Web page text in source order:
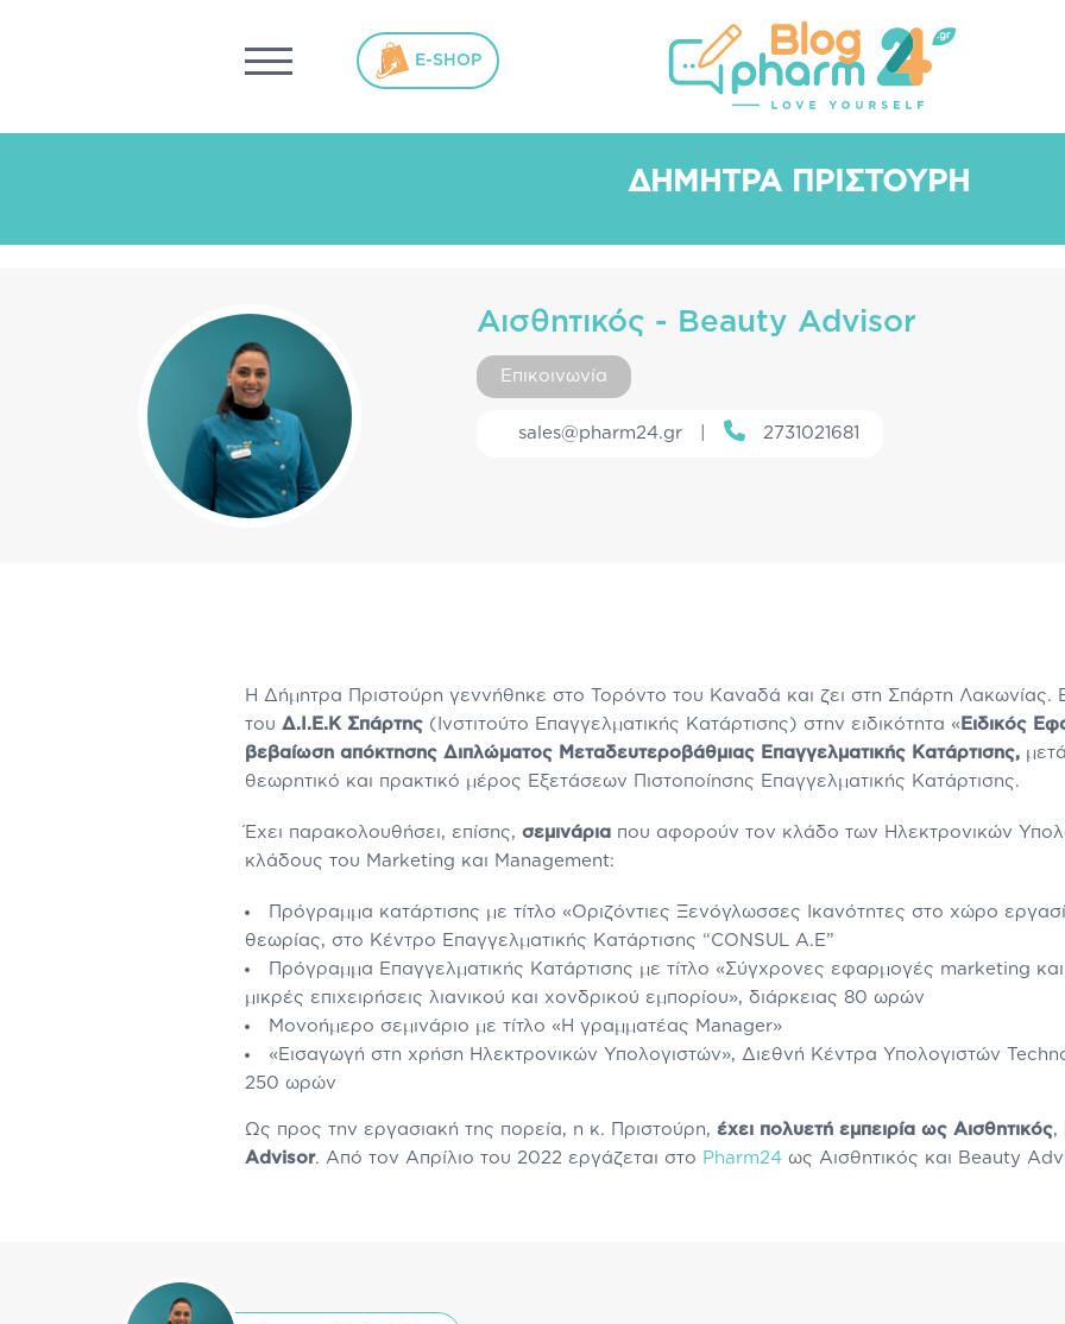
E-SHOP
ΣΥΜΠΛΗΡΏΜΑΤΑ ΔΙΑΤΡΟΦΉΣ
ΔΉΜΗΤΡΑ ΠΡΙΣΤΟΎΡΗ
Αισθητικός - Beauty Advisor
Επικοινωνία
sales@pharm24.gr | 2731021681
Η Δήμητρα Πριστούρη γεννήθηκε στο Τορόντο του Καναδά και ζει στη Σπάρτη Λακωνίας.
τουΔ.Ι.Ε.Κ Σπάρτης (Ινστιτούτο Επαγγελματικής Κατάρτισης) στην ειδικότητα « Ειδικός
βεβαίωση απόκτησης Διπλώματος Μεταδευτεροβάθμιας Επαγγελματικής Κατάρτισης,
θεωρητικό και πρακτικό μέρος Εξετάσεων Πιστοποίησης Επαγγελματικής Κατάρτισης.
Έχει παρακολουθήσει, επίσης,σεμινάρια που αφορούν τον κλάδο των Ηλεκτρονικών
κλάδους του Marketing και Management:
Πρόγραμμα κατάρτισης με τίτλο «Οριζόντιες Ξενόγλωσσες Ικανότητες στο χώρο
θεωρίας, στο Κέντρο Επαγγελματικής Κατάρτισης “CONSUL A.E”
Πρόγραμμα Επαγγελματικής Κατάρτισης με τίτλο «Σύγχρονες εφαρμογές marketing
μικρές επιχειρήσεις λιανικού και χονδρικού εμπορίου», διάρκειας 80 ωρών
Μονοήμερο σεμινάριο με τίτλο «Η γραμματέας Manager»
«Εισαγωγή στη χρήση Ηλεκτρονικών Υπολογιστών», Διεθνή Κέντρα Υπολογιστών
250 ωρών
Ως προς την εργασιακή της πορεία, η κ. Πριστούρη,έχει πολυετή εμπειρία ως Αισθητικός,
Advisor. Από τον Απρίλιο του 2022 εργάζεται στο Pharm24 ως Αισθητικός και Beauty